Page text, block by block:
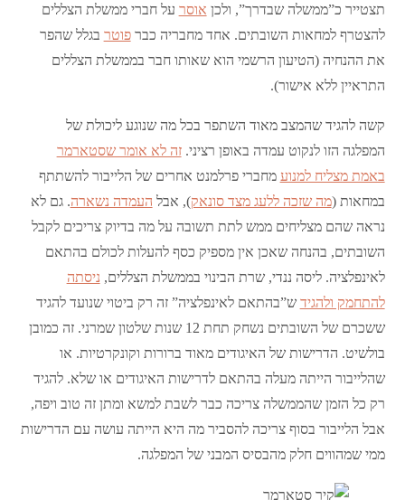
תצטייר כ”ממשלה שבדרך”, ולכן אוסר על חברי ממשלת הצללים
להצטרף למחאות השובתים. אחד מחבריה כברפוטר בגלל שהפר
את ההנחיה (הטיעון הרשמי הוא שאותו חבר בממשלת הצללים
התראיין ללא אישור).
קשה להגיד שהמצב מאוד השתפר בכל מה שנוגע ליכולת של
המפלגה הזו לנקוט עמדה באופן רציני.זה לא אומר שסטארמר
באמת מצליח למנוע מחברי פרלמנט אחרים של הלייבור להשתתף
במחאות (מה שזכה ללעג מצד סונאק), אבל העמדה נשארה. גם לא
נראה שהם מצליחים ממש לתת תשובה על מה בדיוק צריכים לקבל
השובתים, בהנחה שאכן אין מספיק כסף להעלות לכולם בהתאם
לאינפלציה. ליסה ננדי, שרת הבינוי בממשלת הצללים, ניסתה
להתחמק ולהגיד ש”בהתאם לאינפלציה” זה רק ביטוי שנועד להגיד
ששכרם של השובתים נשחק תחת 12 שנות שלטון שמרני. זה כמובן
בולשיט. הדרישות של האיגודים מאוד ברורות וקונקרטיות. או
שהלייבור הייתה מעלה בהתאם לדרישות האיגודים או שלא. להגיד
רק כל הזמן שהממשלה צריכה כבר לשבת למשא ומתן זה טוב ויפה,
אבל הלייבור בסוף צריכה להסביר מה היא הייתה עושה עם הדרישות
ממי שמהווים חלק מהבסיס המבני של המפלגה.